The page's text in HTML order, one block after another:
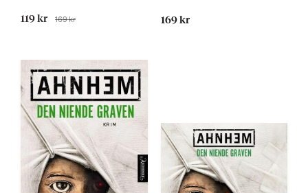
Tilbudspris
119 kr Før
169 kr 169 kr